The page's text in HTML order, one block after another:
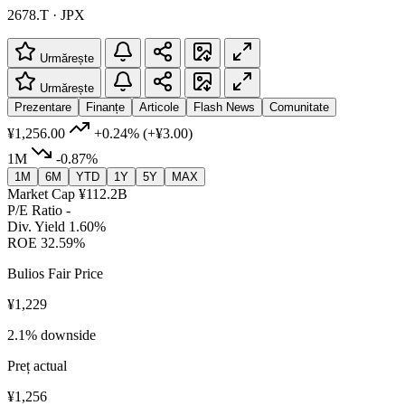
2678.T · JPX
Urmărește
Urmărește
Prezentare
Finanțe Articole Flash News Comunitate
¥1,256.00 +0.24% (+¥3.00)
1M
-0.87%
1M 6M YTD 1Y 5Y MAX
Market Cap ¥112.2B
P/E Ratio -
Div. Yield 1.60%
ROE 32.59%
Bulios Fair Price
¥1,229
2.1% downside
Preț actual
¥1,256